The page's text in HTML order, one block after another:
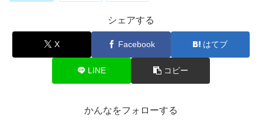
シェアする
X Facebook はてブ
LINE コピー
かんなをフォローする